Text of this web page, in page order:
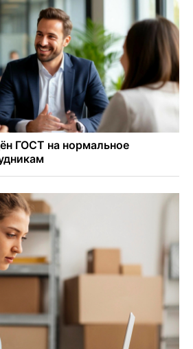
сдали первую очередь
из-за лимита
эксперты